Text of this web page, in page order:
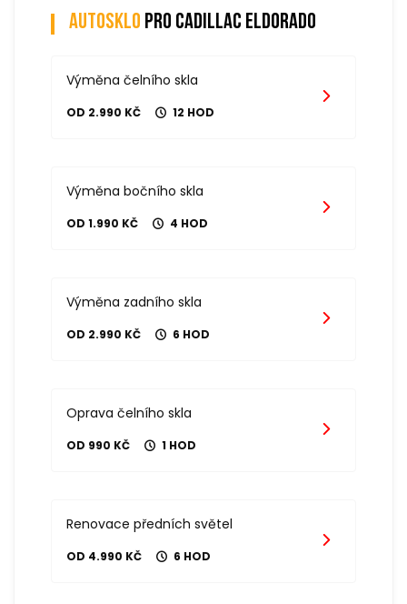
Autosklo pro cadillac eldorado
Výměna čelního skla
OD 2.990 KČ 12 HOD
Výměna bočního skla
OD 1.990 KČ 4 HOD
Výměna zadního skla
OD 2.990 KČ 6 HOD
Oprava čelního skla
OD 990 KČ 1 HOD
Renovace předních světel
OD 4.990 KČ 6 HOD